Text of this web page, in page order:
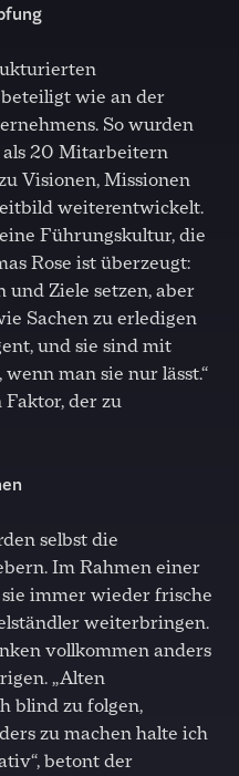
wie an der
So wurden
20 Mitarbeitern
Visionen, Missionen
weiterentwickelt.
Führungskultur, die
Rose ist überzeugt:
und Ziele setzen, aber
Sachen zu erledigen
und sie sind mit
man sie nur lässt.“
der zu
selbst die
Im Rahmen einer
immer wieder frische
weiterbringen.
vollkommen anders
„Alten
blind zu folgen,
zu machen halte ich
betont der